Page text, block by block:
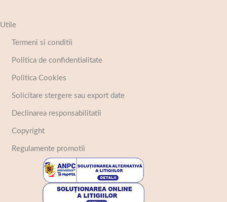
Utile
Termeni si conditii
Politica de confidentialitate
Politica Cookies
Solicitare stergere sau export date
Declinarea responsabilitatii
Copyright
Regulamente promotii